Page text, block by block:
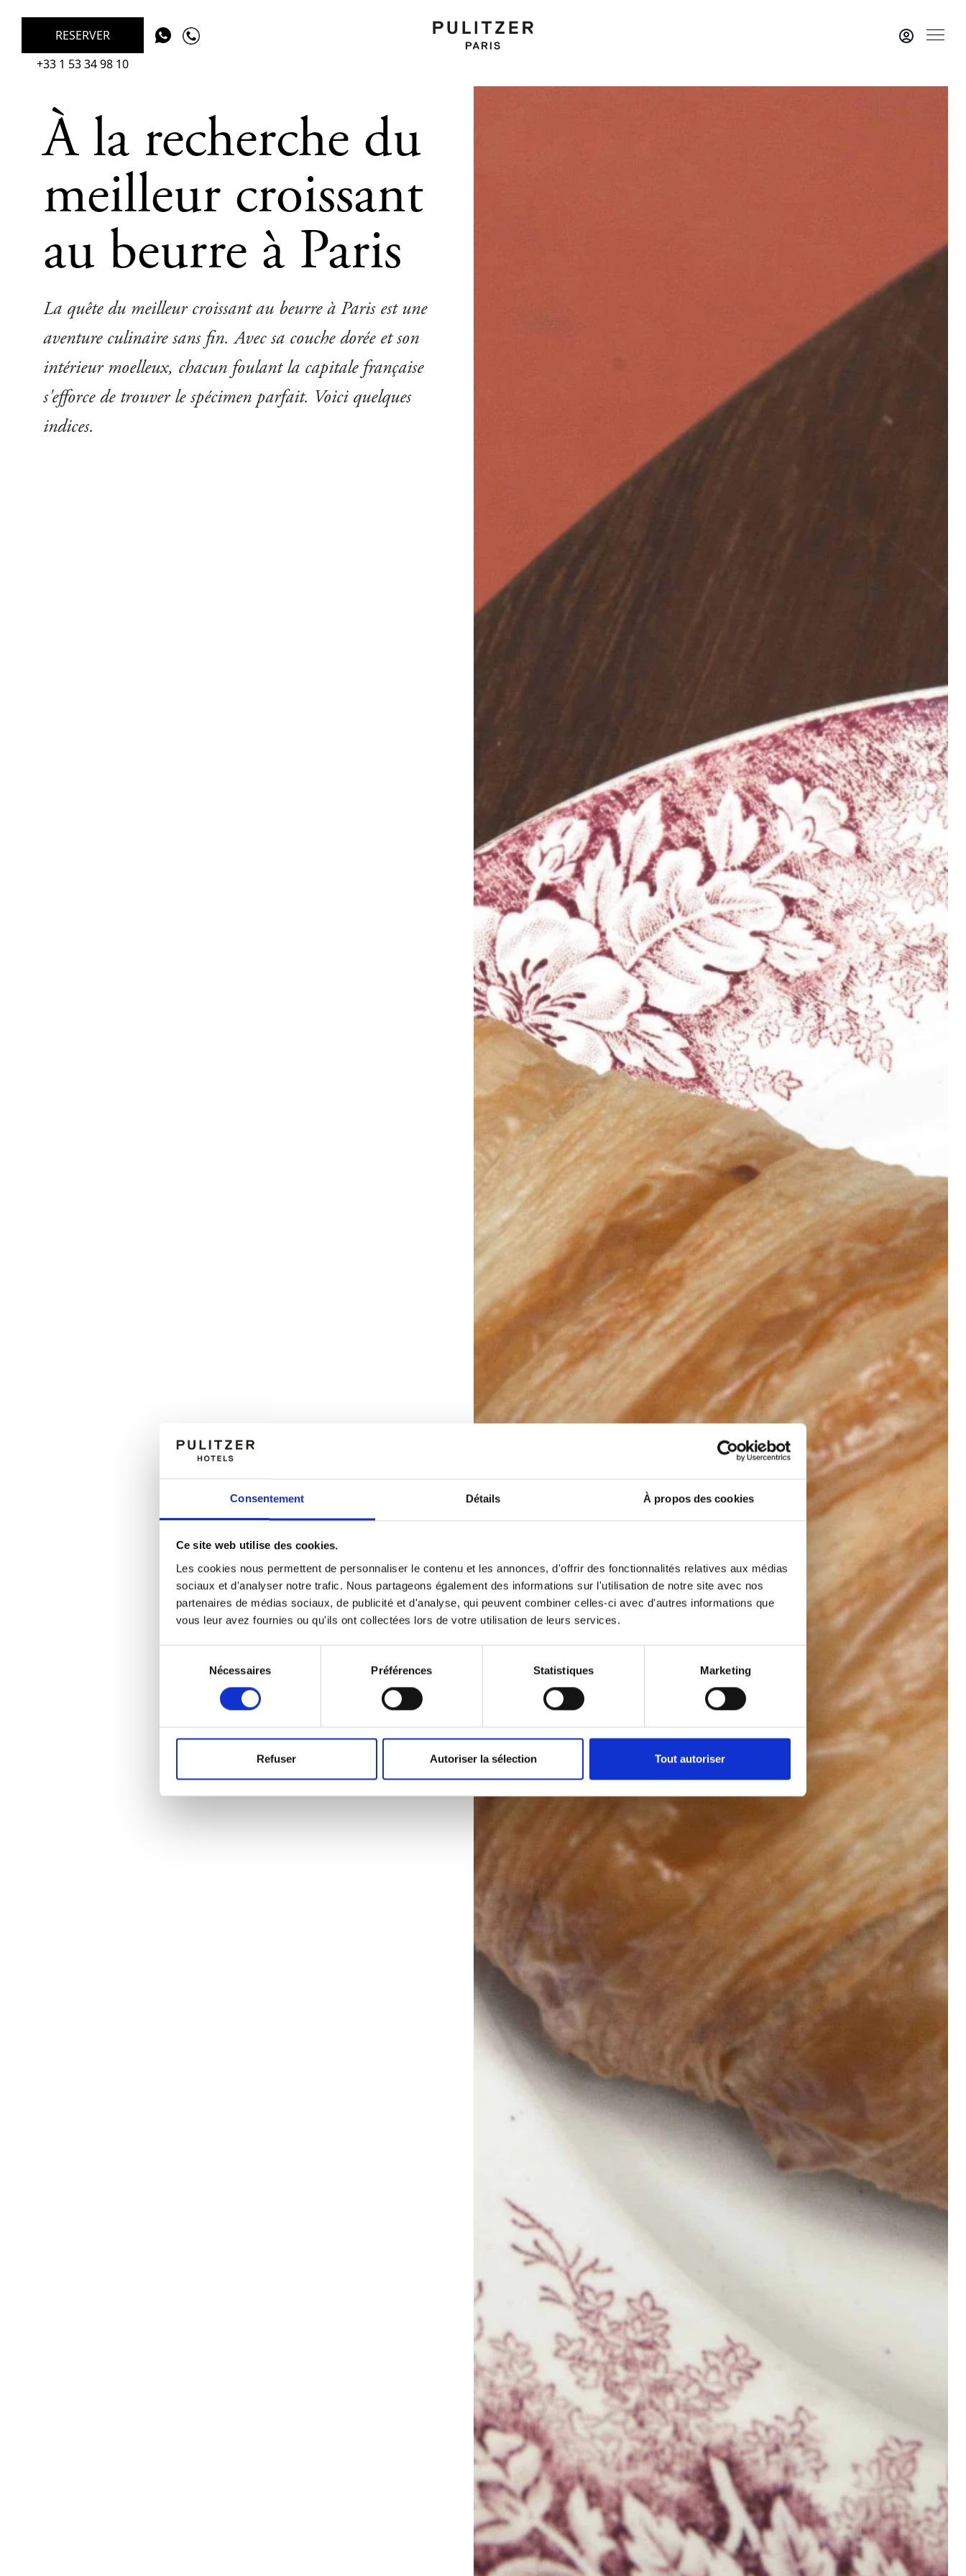
Consentement Détails À propos des cookies
Ce site web utilise des cookies.
Les cookies nous permettent de personnaliser le contenu et les annonces, d'offrir des fonctionnalités relatives aux médias
sociaux et d'analyser notre trafic. Nous partageons également des informations sur l'utilisation de notre site avec nos
partenaires de médias sociaux, de publicité et d'analyse, qui peuvent combiner celles-ci avec d'autres informations que
vous leur avez fournies ou qu'ils ont collectées lors de votre utilisation de leurs services.
consentement
Nécessaires Préférences Statistiques Marketing
Refuser Autoriser la sélection Tout autoriser
RESERVER
+33 1 53 34 98 10
ADRESSE
CHAMBRES
LE PATIO RESTAURANT
SERVICES
OFFRIR
ÉVÉNEMENTS
GALERIE
À PROPOS DE NOUS
RESERVER
À la recherche du
meilleur croissant
au beurre à Paris
La quête du meilleur croissant au beurre à Paris est une
aventure culinaire sans fin. Avec sa couche dorée et son
intérieur moelleux, chacun foulant la capitale française
s'efforce de trouver le spécimen parfait. Voici quelques
indices.